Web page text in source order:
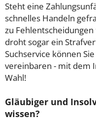
Steht eine
schnelles Handeln
zu
droht sogar ein
Suchservice können
vereinbaren - mit dem
Wahl!
Gläubiger und
wissen?